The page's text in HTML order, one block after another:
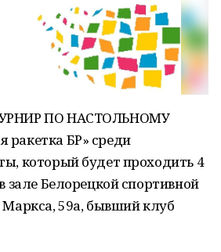
ПО НАСТОЛЬНОМУ
ракетка БР» среди
который будет проходить 4
зале Белорецкой спортивной
59а, бывший клуб